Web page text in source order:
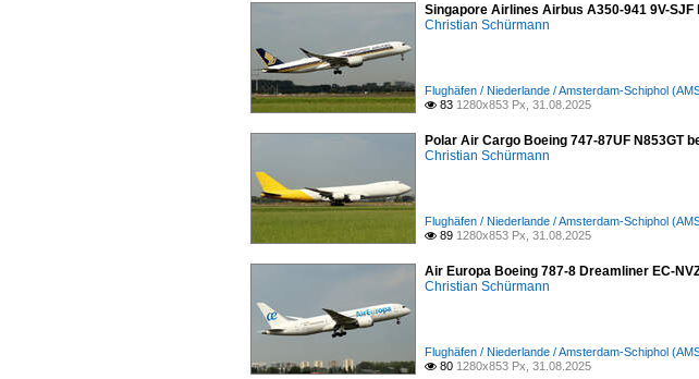
Singapore Airlines Airbus A350-941 9V-
Christian Schürmann
Flughäfen / Niederlande / Amsterdam-Schiphol
 83 1280x853 Px, 31.08.2025
Polar Air Cargo Boeing 747-87UF N853GT
Christian Schürmann
Flughäfen / Niederlande / Amsterdam-Schiphol
 89 1280x853 Px, 31.08.2025
Air Europa Boeing 787-8 Dreamliner EC-
Christian Schürmann
Flughäfen / Niederlande / Amsterdam-Schiphol
 80 1280x853 Px, 31.08.2025